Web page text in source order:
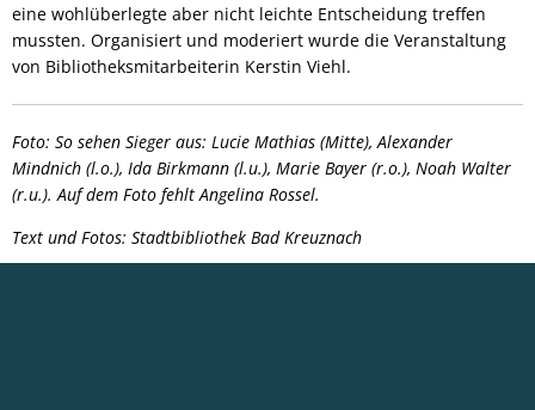
eine wohlüberlegte aber nicht leichte Entscheidung treffen
mussten. Organisiert und moderiert wurde die Veranstaltung
von Bibliotheksmitarbeiterin Kerstin Viehl.
Foto: So sehen Sieger aus: Lucie Mathias (Mitte), Alexander
Mindnich (l.o.), Ida Birkmann (l.u.), Marie Bayer (r.o.), Noah Walter
(r.u.). Auf dem Foto fehlt Angelina Rossel.
Text und Fotos: Stadtbibliothek Bad Kreuznach